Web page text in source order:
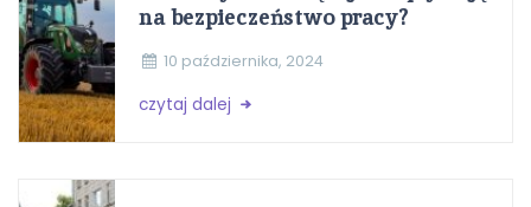
na bezpieczeństwo pracy?
10 października, 2024
czytaj dalej